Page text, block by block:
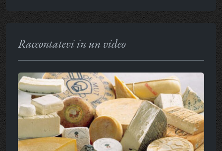
Raccontatevi in un video